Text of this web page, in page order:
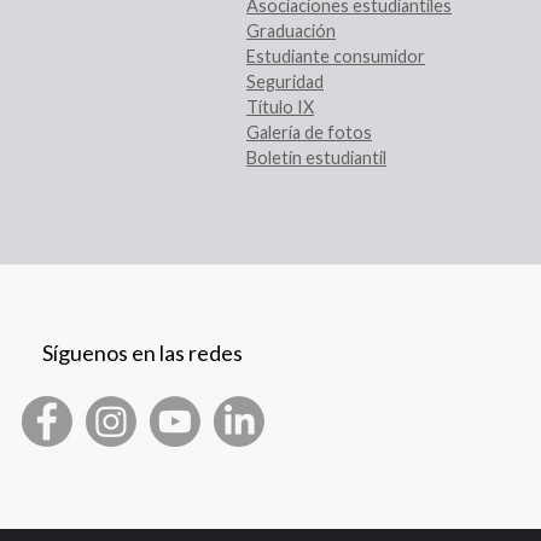
Asociaciones estudiantiles
Graduación
Estudiante consumidor
Seguridad
Título IX
Galería de fotos
Boletín estudiantil
Síguenos en las redes